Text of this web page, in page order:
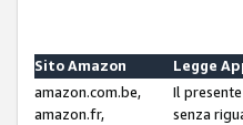
Sito Amazon
Legge
amazon.com.be,
amazon.fr,
Il
senza